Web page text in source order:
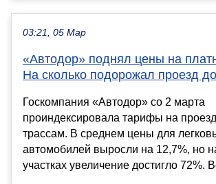
03:21, 05 Мар
«Автодор» поднял цены на
На сколько подорожал проезд
Госкомпания «Автодор» со 2 марта
проиндексировала тарифы на
трассам. В среднем цены для
автомобилей выросли на 12,7%, но
участках увеличение достигло 72%.